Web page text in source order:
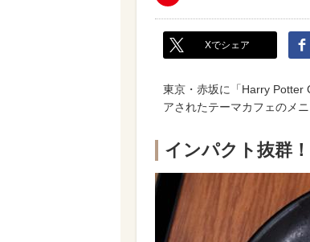
Xでシェア
東京・赤坂に「Harry Potter
アされたテーマカフェのメ
インパクト抜群